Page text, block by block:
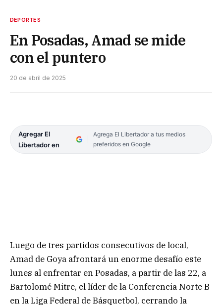
DEPORTES
En Posadas, Amad se mide
con el puntero
20 de abril de 2025
Agregar El
Libertador en
Agrega El Libertador a tus medios
preferidos en Google
Luego de tres partidos consecutivos de local,
Amad de Goya afrontará un enorme desafío este
lunes al enfrentar en Posadas, a partir de las 22, a
Bartolomé Mitre, el líder de la Conferencia Norte B
en la Liga Federal de Básquetbol, cerrando la